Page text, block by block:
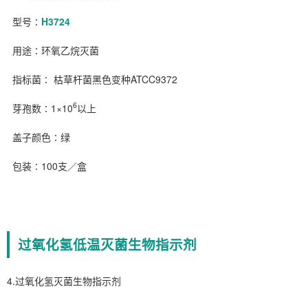
型号∶ H3724
用途∶环氧乙烷灭菌
指标菌∶ 枯草杆菌黑色变种ATCC9372
芽孢数∶1×106以上
盖子颜色∶绿
包装∶100支／盒
过氧化氢低温灭菌生物指示剂
4.过氧化氢灭菌生物指示剂